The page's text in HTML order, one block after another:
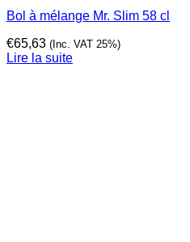
Bol à mélange Mr. Slim 58 cl
€65,63 (Inc. VAT 25%)
Lire la suite